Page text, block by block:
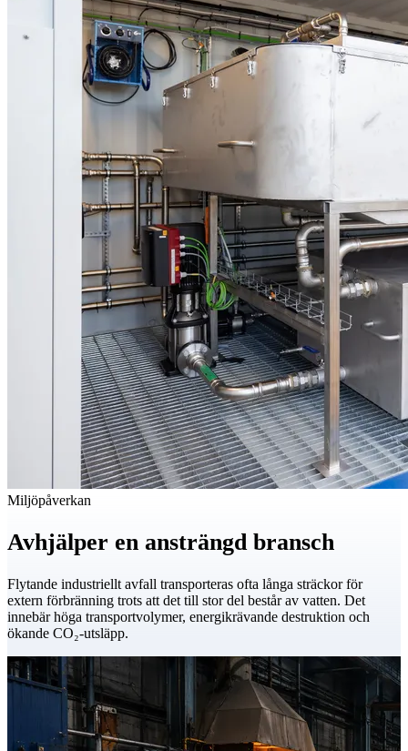
Traditionell hantering
Tankbilstransporter varje vecka
Kostnader och CO₂-utsläpp växer i takt med ökade
avfallsvolymer
Högtemperaturförbränning
Bränner bränsle för att bränna vatten och frigör CO₂
Omfattande logistik
Ställer krav på planering, transport och administration som
belastar kärnverksamheten
Ökande regulatorisk exponering
EU:s och nordiska utsläppsregler skärps varje år